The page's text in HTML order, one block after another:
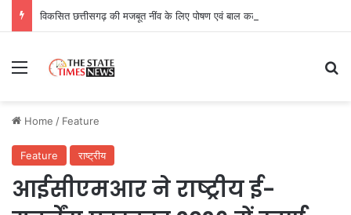
Menu
Home / Feature
Feature राष्ट्रीय
आईसीएमआर ने राष्ट्रीय ई-